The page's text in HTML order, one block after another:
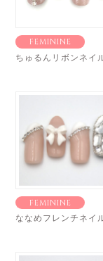
FEMININE
ちゅるんリボンネイ
FEMININE
ななめフレンチネイ